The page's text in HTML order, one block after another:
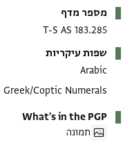
מספר מדף
T-S AS 183.285
שפות עיקריות
Arabic
Greek/Coptic Numerals
What's in the PGP
תמונה